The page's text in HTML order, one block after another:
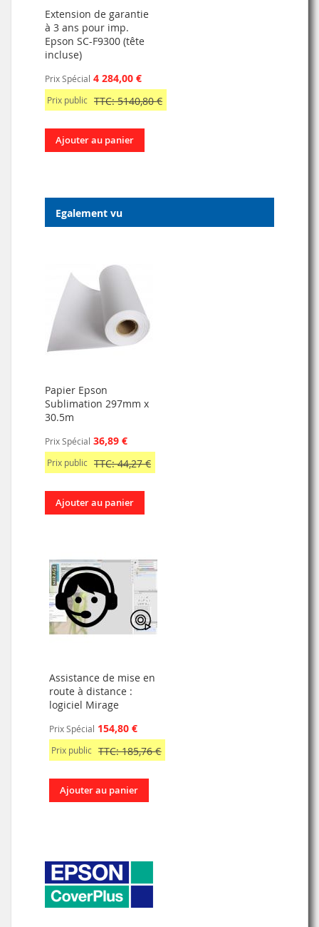
Extension de garantie
à 3 ans pour imp.
Epson SC-F9300 (tête
incluse)
Prix Spécial 4 284,00 €
Prix public TTC: 5140,80 €
Ajouter au panier
Egalement vu
Papier Epson
Sublimation 297mm x
30.5m
Prix Spécial 36,89 €
Prix public TTC: 44,27 €
Ajouter au panier
Assistance de mise en
route à distance :
logiciel Mirage
Prix Spécial 154,80 €
Prix public TTC: 185,76 €
Ajouter au panier